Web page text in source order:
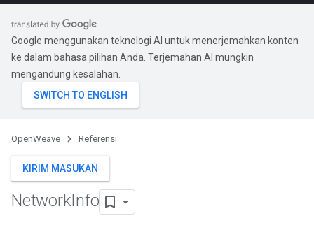
Google menggunakan teknologi AI untuk menerjemahkan konten
ke dalam bahasa pilihan Anda. Terjemahan AI mungkin
mengandung kesalahan.
OpenWeave Referensi
KIRIM MASUKAN
NetworkInfo